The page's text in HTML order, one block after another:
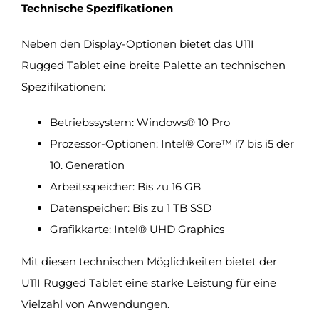
Technische Spezifikationen
Neben den Display-Optionen bietet das U11I
Rugged Tablet eine breite Palette an technischen
Spezifikationen:
Betriebssystem: Windows® 10 Pro
Prozessor-Optionen: Intel® Core™ i7 bis i5 der
10. Generation
Arbeitsspeicher: Bis zu 16 GB
Datenspeicher: Bis zu 1 TB SSD
Grafikkarte: Intel® UHD Graphics
Mit diesen technischen Möglichkeiten bietet der
U11I Rugged Tablet eine starke Leistung für eine
Vielzahl von Anwendungen.